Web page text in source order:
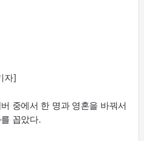
자]
중에서 한 명과 영혼을 바꿔서
꼽았다.